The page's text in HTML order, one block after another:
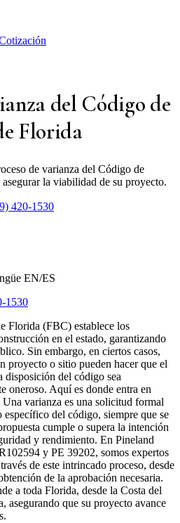
del Código de
Florida
de varianza del Código de
la viabilidad de su proyecto.
420-1530
EN/ES
1530
Florida (FBC) establece los
en el estado, garantizando
Sin embargo, en ciertos casos,
proyecto o sitio pueden hacer que el
disposición del código sea
oneroso. Aquí es donde entra en
varianza es una solicitud formal
específico del código, siempre que se
cumple o supera la intención
y rendimiento. En Pineland
y PE 39202, somos expertos
de este intrincado proceso, desde
de la aprobación necesaria.
a toda Florida, desde la Costa del
asegurando que su proyecto avance